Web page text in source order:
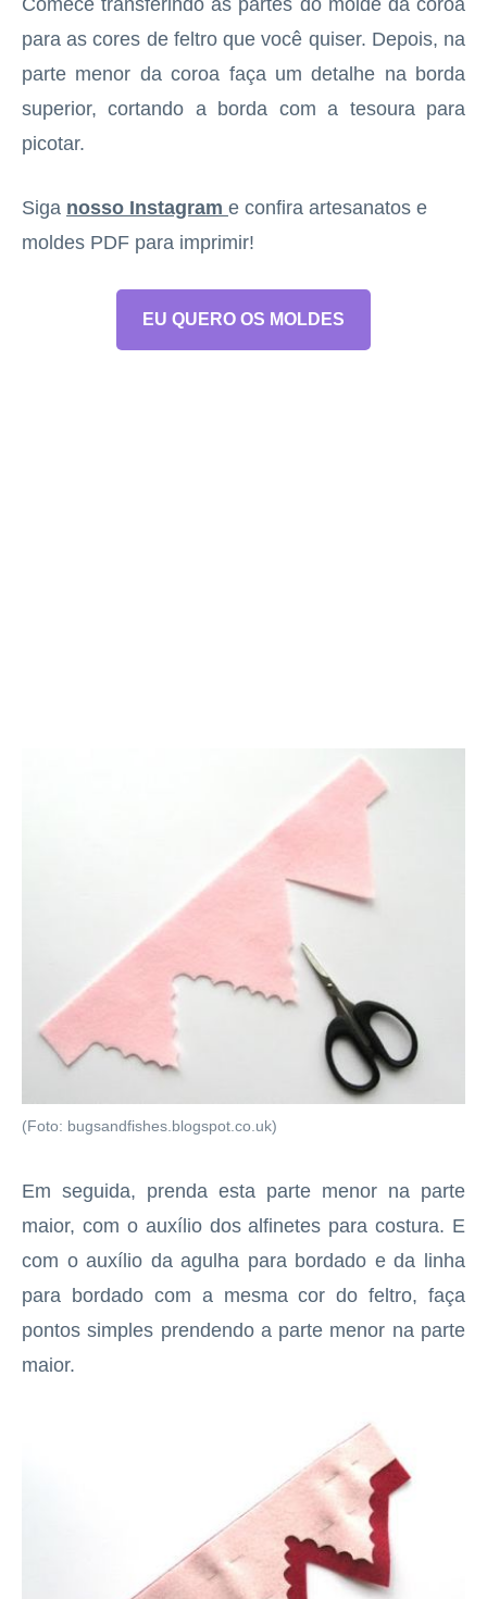
para as cores de feltro que você quiser. Depois, na
parte menor da coroa faça um detalhe na borda
superior, cortando a borda com a tesoura para
picotar.
Siga nosso Instagram e confira artesanatos e
moldes PDF para imprimir!
EU QUERO OS MOLDES
(Foto: bugsandfishes.blogspot.co.uk)
Em seguida, prenda esta parte menor na parte
maior, com o auxílio dos alfinetes para costura. E
com o auxílio da agulha para bordado e da linha
para bordado com a mesma cor do feltro, faça
pontos simples prendendo a parte menor na parte
maior.